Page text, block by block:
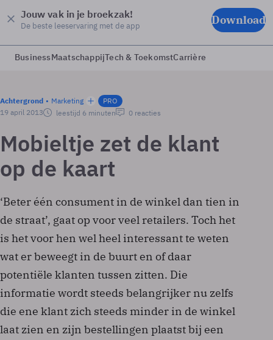
Jouw vak in je broekzak!
De beste leeservaring met de app Download
BusinessMaatschappijTech & ToekomstCarrière
Achtergrond Marketing
PRO
19 april 2013
leestijd 6 minuten 0 reacties
Mobieltje zet de klant
op de kaart
‘Beter één consument in de winkel dan tien in
de straat’, gaat op voor veel retailers. Toch het
is het voor hen wel heel interessant te weten
wat er beweegt in de buurt en of daar
potentiële klanten tussen zitten. Die
informatie wordt steeds belangrijker nu zelfs
die ene klant zich steeds minder in de winkel
laat zien en zijn bestellingen plaatst bij een